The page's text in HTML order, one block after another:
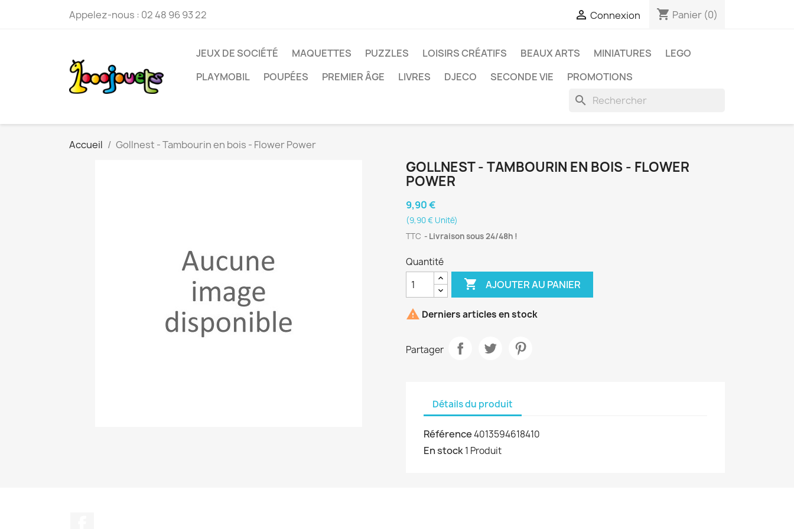
Appelez-nous : 02 48 96 93 22  Connexion shopping_cart Panier (0)
JEUX DE SOCIÉTÉ MAQUETTES PUZZLES LOISIRS CRÉATIFS BEAUX ARTS MINIATURES
LEGO
PLAYMOBIL
POUPÉES PREMIER ÂGE LIVRES DJECO SECONDE VIE PROMOTIONS
search
Accueil Gollnest - Tambourin en bois - Flower Power
GOLLNEST - TAMBOURIN EN BOIS - FLOWER
POWER
9,90 €
(9,90 € Unité)
TTC
Livraison sous 24/48h !
Quantité
 AJOUTER AU PANIER
 Derniers articles en stock
Partager
Détails du produit
Référence4013594618410
En stock1 Produit